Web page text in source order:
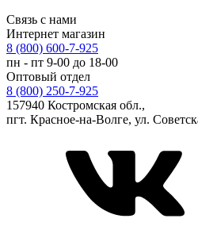
Связь с нами
Интернет магазин
8 (800) 600-7-925
пн - пт 9-00 до 18-00
Оптовый отдел
8 (800) 250-7-925
157940 Костромская обл.,
пгт. Красное-на-Волге, ул.